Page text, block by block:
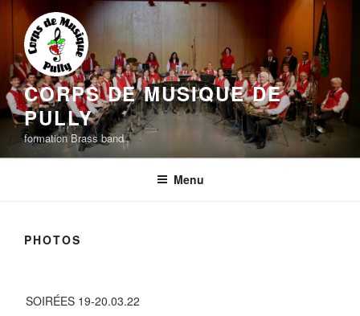
Aller
contenu
principal
CORPS DE MUSIQUE DE
PULLY
formation Brass band
Menu
PHOTOS
SOIRÉES 19-20.03.22